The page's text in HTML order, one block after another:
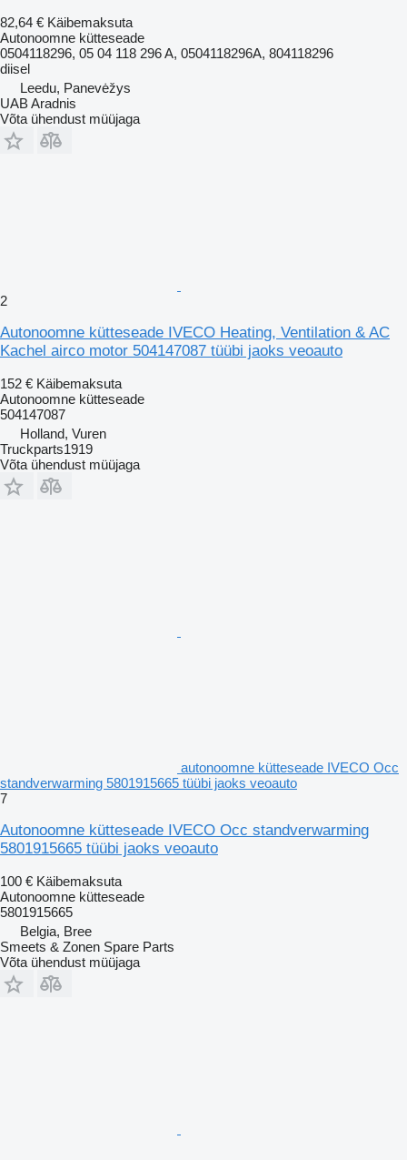
82,64 € Käibemaksuta
Autonoomne kütteseade
0504118296, 05 04 118 296 A, 0504118296A, 804118296
diisel
Leedu, Panevėžys
UAB Aradnis
Võta ühendust müüjaga
2
Autonoomne kütteseade IVECO Heating, Ventilation & AC
Kachel airco motor 504147087 tüübi jaoks veoauto
152 € Käibemaksuta
Autonoomne kütteseade
504147087
Holland, Vuren
Truckparts1919
Võta ühendust müüjaga
autonoomne kütteseade IVECO Occ
standverwarming 5801915665 tüübi jaoks veoauto
7
Autonoomne kütteseade IVECO Occ standverwarming
5801915665 tüübi jaoks veoauto
100 € Käibemaksuta
Autonoomne kütteseade
5801915665
Belgia, Bree
Smeets & Zonen Spare Parts
Võta ühendust müüjaga